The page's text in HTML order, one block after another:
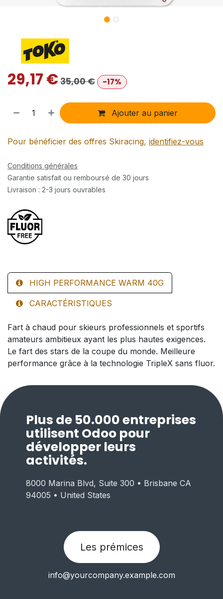
29,17€35,00€ -17%
Ajouter au panier
Pour bénéficier des offres Skiracing, identifiez-vous
Conditions générales
Garantie satisfait ou remboursé de 30 jours
Livraison : 2-3 jours ouvrables
HIGH PERFORMANCE WARM 40G
CARACTÉRISTIQUES
Fart à chaud pour skieurs professionnels et sportifs
amateurs ambitieux ayant les plus hautes exigences.
Le fart des stars de la coupe du monde. Meilleure
performance grâce à la technologie TripleX sans fluor.
Plus de 50.000 entreprises
utilisent Odoo pour
développer leurs
activités.
Les prémices
8000 Marina Blvd, Suite 300 • Brisbane CA
94005 • United States
info@yourcompany.example.com